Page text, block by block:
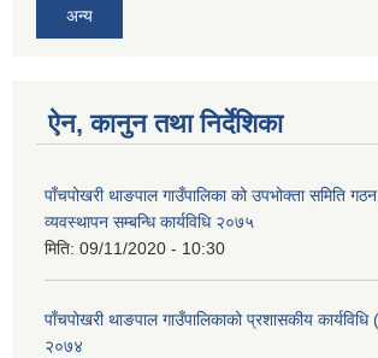
अन्य
ऐन, कानुन तथा निर्देशिका
पाँचपोखरी थाङपाल गाउँपालिका को उपभोक्ता समिति
व्यवस्थापन सम्बन्धि कार्यविधि २०७५
मिति: 09/11/2020 - 10:30
पाँचपोखरी थाङपाल गाउँपालिकाको प्रशासकीय कार्यविधि
२०७४